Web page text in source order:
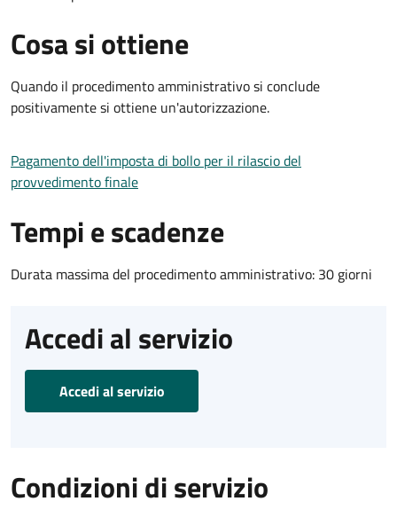
Cosa si ottiene
Quando il procedimento amministrativo si conclude
positivamente si ottiene un'autorizzazione.
Pagamento dell'imposta di bollo per il rilascio del
provvedimento finale
Tempi e scadenze
Durata massima del procedimento amministrativo: 30 giorni
Accedi al servizio
Accedi al servizio
Condizioni di servizio